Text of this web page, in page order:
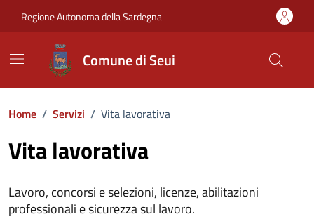
Regione Autonoma della Sardegna
Comune di Seui
Home / Servizi / Vita lavorativa
Vita lavorativa
Lavoro, concorsi e selezioni, licenze, abilitazioni
professionali e sicurezza sul lavoro.